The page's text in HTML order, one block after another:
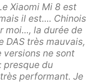
Xiaomi Mi 8 est
il est.... Chinois
moi..., la durée de
DAS très mauvais,
versions ne sont
presque du
performant. Je